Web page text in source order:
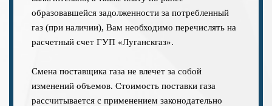
образовавшейся задолженности за потребленный
газ (при наличии), Вам необходимо перечислять на
расчетный счет ГУП «Луганскгаз».
Смена поставщика газа не влечет за собой
изменений объемов. Стоимость поставки газа
рассчитывается с применением законодательно